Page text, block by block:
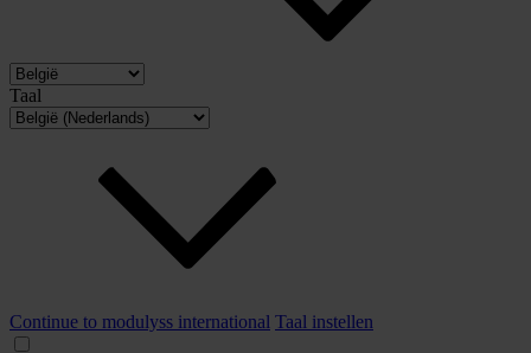
Taal
Continue to modulyss international Taal instellen